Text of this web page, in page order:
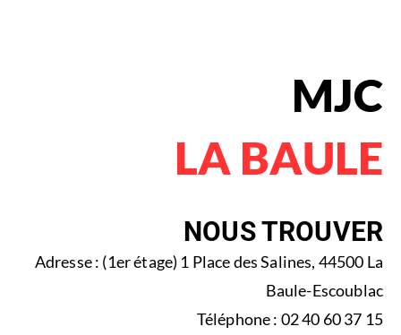
MJC
LA BAULE
NOUS TROUVER
Adresse : (1er étage) 1 Place des Salines, 44500 La
Baule-Escoublac
Téléphone : 02 40 60 37 15